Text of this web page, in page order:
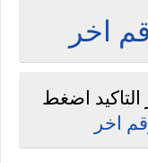
اخر
اضغط
اخر